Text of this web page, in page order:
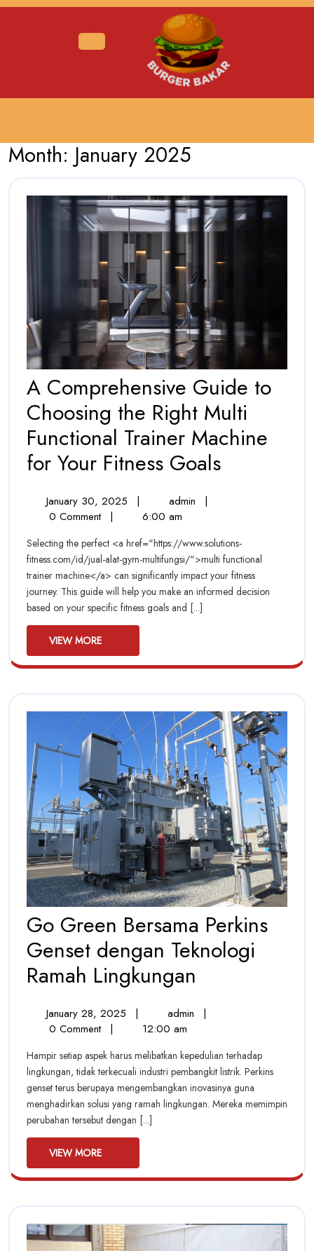
Skip
Month: January 2025
A Comprehensive Guide to
Choosing the Right Multi
Functional Trainer Machine
for Your Fitness GoalsA
to
Choosing
the
Functional
Trainer
Machine
for
Your
Fitness
Goals
January 30, 2025
January
30,
| admin
to
Choosing
the
Right
Multi
for
Goals
|
0 Comment | 6:00 am
Selecting the perfect <a href="https://www.solutions-
fitness.com/id/jual-alat-gym-multifungsi/">multi functional
trainer machine</a> can significantly impact your fitness
journey. This guide will help you make an informed decision
based on your specific fitness goals and [...]
VIEW MORE
MORE
Go Green Bersama Perkins
Genset dengan Teknologi
Ramah Lingkungan
Bersama
Perkins
Genset
dengan
Lingkungan
January 28, 2025
January
28,
| admin
Go
Perkins
Genset
dengan
Teknologi
|
0 Comment | 12:00 am
Hampir setiap aspek harus melibatkan kepedulian terhadap
lingkungan, tidak terkecuali industri pembangkit listrik. Perkins
genset terus berupaya mengembangkan inovasinya guna
menghadirkan solusi yang ramah lingkungan. Mereka memimpin
perubahan tersebut dengan [...]
VIEW MORE
MORE